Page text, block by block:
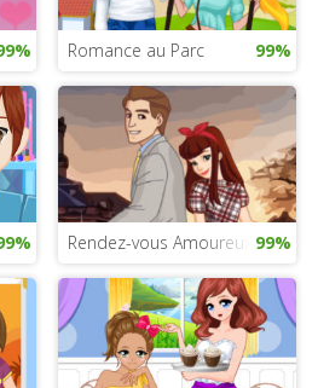
LapineRomance au Parc 99%
Rendez-vous Amoureux à Rome
99%